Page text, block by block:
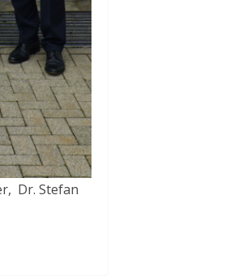
Dr. Stefan